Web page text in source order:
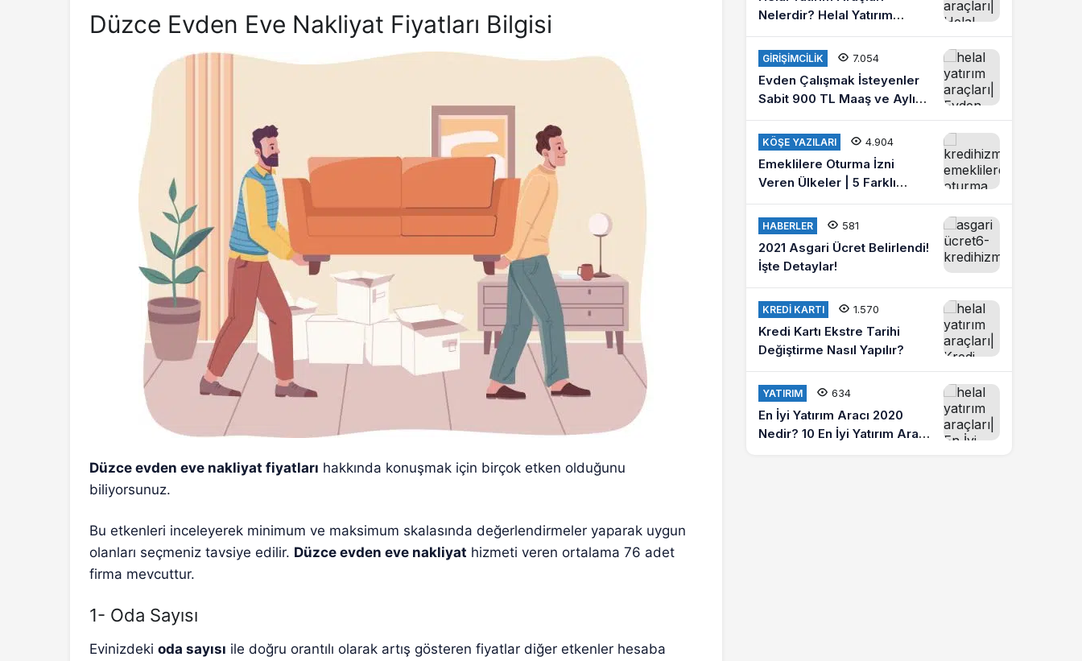
Düzce Evden Eve Nakliyat Fiyatları Bilgisi
Düzce evden eve nakliyat fiyatları hakkında konuşmak için birçok etken olduğunu
biliyorsunuz.
Bu etkenleri inceleyerek minimum ve maksimum skalasında değerlendirmeler yaparak uygun
olanları seçmeniz tavsiye edilir. Düzce evden eve nakliyat hizmeti veren ortalama 76 adet
firma mevcuttur.
1- Oda Sayısı
Evinizdekioda sayısı ile doğru orantılı olarak artış gösteren fiyatlar diğer etkenler hesaba
Nelerdir? Helal Yatırım
Yapmak İstiyorum Diyenlere
Tavsiyeler?
GIRIŞIMCILIK 7.054
Evden Çalışmak İsteyenler
Sabit 900 TL Maaş ve Aylık
4 Bin Lira Kazanmak İster
misiniz?
KÖŞE YAZILARI 4.904
Emeklilere Oturma İzni
Veren Ülkeler | 5 Farklı
Ülkede Emeklilik Hayatı
Yaşayın
HABERLER 581
2021 Asgari Ücret Belirlendi!
İşte Detaylar!
KREDI KARTI 1.570
Kredi Kartı Ekstre Tarihi
Değiştirme Nasıl Yapılır?
YATIRIM 634
En İyi Yatırım Aracı 2020
Nedir? 10 En İyi Yatırım Aracı